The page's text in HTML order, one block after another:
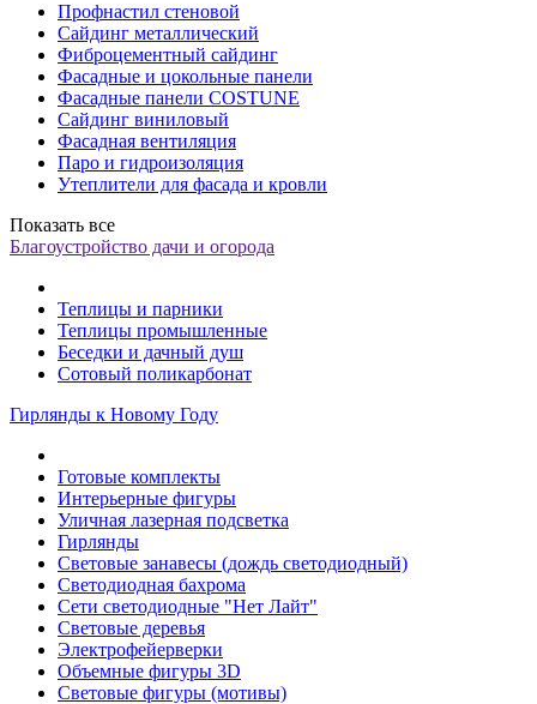
Профнастил стеновой
Сайдинг металлический
Фиброцементный сайдинг
Фасадные и цокольные панели
Фасадные панели COSTUNE
Сайдинг виниловый
Фасадная вентиляция
Паро и гидроизоляция
Утеплители для фасада и кровли
Показать все
Благоустройство дачи и огорода
Теплицы и парники
Теплицы промышленные
Беседки и дачный душ
Сотовый поликарбонат
Гирлянды к Новому Году
Готовые комплекты
Интерьерные фигуры
Уличная лазерная подсветка
Гирлянды
Световые занавесы (дождь светодиодный)
Светодиодная бахрома
Сети светодиодные "Нет Лайт"
Световые деревья
Электрофейерверки
Объемные фигуры 3D
Световые фигуры (мотивы)